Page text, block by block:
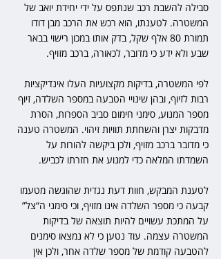
סבילה להשבת רכב שנתפס על ידי יחידת יואב של
המשטרה. לטענתו, הוא רכש את הרכב מבן דודו
תמורת 80 אלף שקל, בדק אותו במכון רישוי בבאר
שבע ולא ידע כי מדובר, לכאורה, ברכב מזויף.
לפי המשטרה, בדיקות מקצועיות העלו אינדיקציות
רבות לזיוף, ובהן שינויי הטבעה במספר השלדה, זיוף
מספר המנוע, סימני חימום סביב הספרות, הסרת
מדבקות יצרן והשחתת תוויות זיהוי. המשטרה טענה
כי מדובר ברכב מזויף, ולכן ביקשה להורות על
השמדתו המלאה כדי למנוע את חזרתו לכביש.
לטענת המבקש, חוות דעת נגדית שהוגשה מטעמו
קבעה כי מספר השלדה אינו מזויף, וכי סימני ה“צל”
על המתכת עשויים להיות תוצאה של בדיקות
המשטרה עצמה. עוד נטען כי לא נמצאו סימנים
להטבעה קודמת של מספר שלדה אחר, ולכן אין